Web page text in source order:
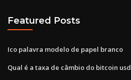
Featured Posts
Ico palavra modelo de papel branco
Qual é a taxa de câmbio do bitcoin usd